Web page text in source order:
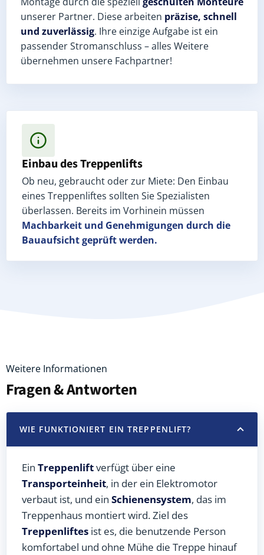
unserer Partner. Diese arbeiten präzise, schnell
und zuverlässig. Ihre einzige Aufgabe ist ein
passender Stromanschluss – alles Weitere
übernehmen unsere Fachpartner!
Einbau des Treppenlifts
Ob neu, gebraucht oder zur Miete: Den Einbau
eines Treppenliftes sollten Sie Spezialisten
überlassen. Bereits im Vorhinein müssen
Machbarkeit und Genehmigungen durch die
Bauaufsicht geprüft werden.
Weitere Informationen
Fragen & Antworten
WIE FUNKTIONIERT EIN TREPPENLIFT?
Ein Treppenliftverfügt über eine
Transporteinheit, in der ein Elektromotor
verbaut ist, und ein Schienensystem, das im
Treppenhaus montiert wird. Ziel des
Treppenliftes ist es, die benutzende Person
komfortabel und ohne Mühe die Treppe hinauf